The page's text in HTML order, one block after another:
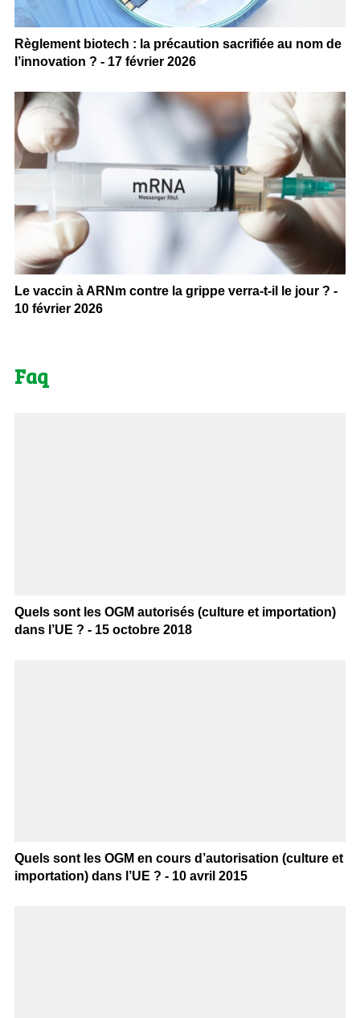
Règlement biotech : la précaution sacrifiée au nom de
l’innovation ? - 17 février 2026
Le vaccin à ARNm contre la grippe verra-t-il le jour ? -
10 février 2026
Faq
Quels sont les OGM autorisés (culture et importation)
dans l’UE ? - 15 octobre 2018
Quels sont les OGM en cours d’autorisation (culture et
importation) dans l’UE ? - 10 avril 2015